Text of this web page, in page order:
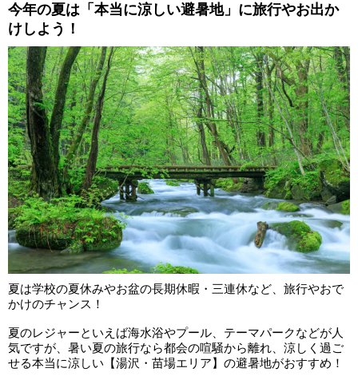
今年の夏は「本当に涼しい避暑地」に旅行やお出か
けしよう！
夏は学校の夏休みやお盆の長期休暇・三連休など、旅行やおで
かけのチャンス！
夏のレジャーといえば海水浴やプール、テーマパークなどが人
気ですが、暑い夏の旅行なら都会の喧騒から離れ、涼しく過ご
せる本当に涼しい【湯沢・苗場エリア】の避暑地がおすすめ！